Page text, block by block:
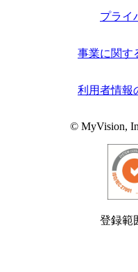
プライ
事業に関す
利用者情報
© MyVision,
登録範